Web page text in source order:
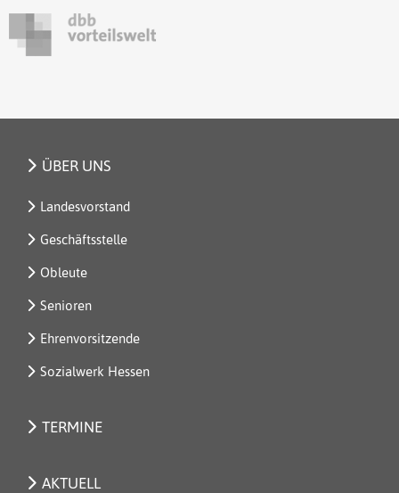
ÜBER UNS
Landesvorstand
Geschäftsstelle
Obleute
Senioren
Ehrenvorsitzende
Sozialwerk Hessen
TERMINE
AKTUELL